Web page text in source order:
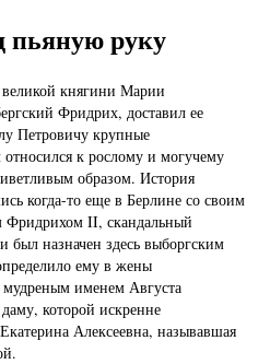
пьяную руку
княгини Марии
Фридрих, доставил ее
Петровичу крупные
относился к рослому и могучему
образом. История
когда-то еще в Берлине со своим
Фридрихом II, скандальный
был назначен здесь выборгским
ему в жены
именем Августа
которой искренне
Алексеевна, называвшая